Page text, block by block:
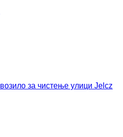
возило за чистење улици Jelcz